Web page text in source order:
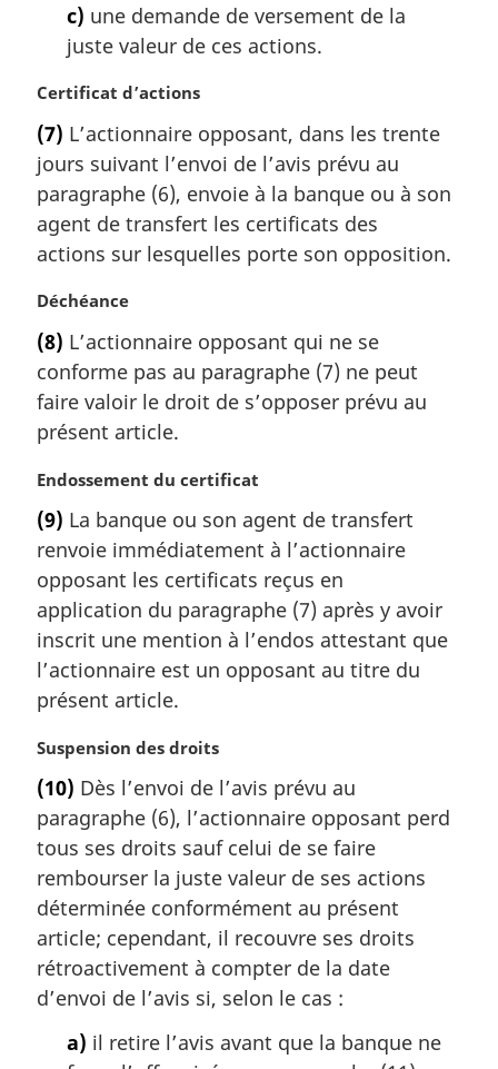
c) une demande de versement de la
juste valeur de ces actions.
N
t
e
m
a
g
n
a
e
:
Certificat d’actions
(7) L’actionnaire opposant, dans les trente
jours suivant l’envoi de l’avis prévu au
paragraphe (6), envoie à la banque ou à son
agent de transfert les certificats des
actions sur lesquelles porte son opposition.
N
t
e
m
a
r
g
n
a
e
:
Déchéance
(8) L’actionnaire opposant qui ne se
conforme pas au paragraphe (7) ne peut
faire valoir le droit de s’opposer prévu au
présent article.
N
t
e
m
a
g
i
n
l
:
Endossement du certificat
(9) La banque ou son agent de transfert
renvoie immédiatement à l’actionnaire
opposant les certificats reçus en
application du paragraphe (7) après y avoir
inscrit une mention à l’endos attestant que
l’actionnaire est un opposant au titre du
présent article.
N
t
e
m
a
g
i
n
a
Suspension des droits
(10) Dès l’envoi de l’avis prévu au
paragraphe (6), l’actionnaire opposant perd
tous ses droits sauf celui de se faire
rembourser la juste valeur de ses actions
déterminée conformément au présent
article; cependant, il recouvre ses droits
rétroactivement à compter de la date
d’envoi de l’avis si, selon le cas :
a) il retire l’avis avant que la banque ne